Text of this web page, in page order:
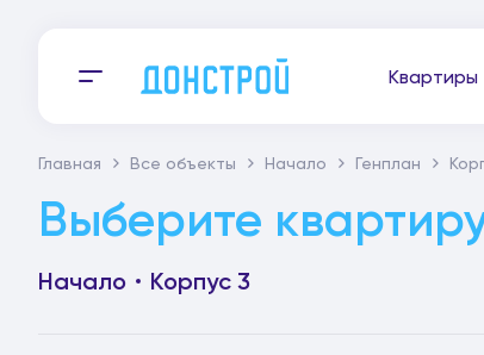
Квартиры
Главная Все объекты Начало Генплан
Выберите
Начало Корпус 3